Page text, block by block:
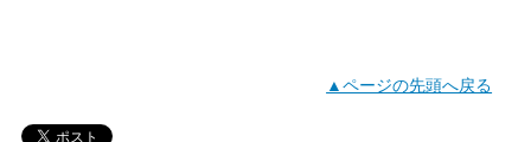
▲ページの先頭へ戻る